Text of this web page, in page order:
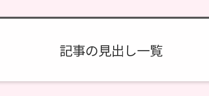
記事の見出し一覧